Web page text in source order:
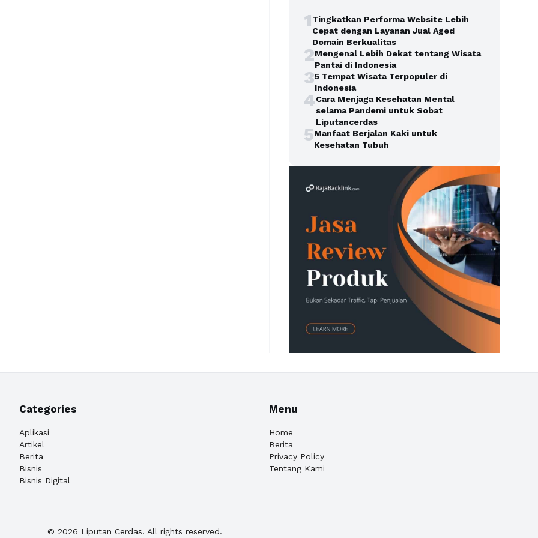
1Tingkatkan Performa Website Lebih
Cepat dengan Layanan Jual Aged
Domain Berkualitas
2Mengenal Lebih Dekat tentang Wisata
Pantai di Indonesia
35 Tempat Wisata Terpopuler di
Indonesia
4Cara Menjaga Kesehatan Mental
selama Pandemi untuk Sobat
Liputancerdas
5Manfaat Berjalan Kaki untuk
Kesehatan Tubuh
Categories
Aplikasi
Artikel
Berita
Bisnis
Bisnis Digital
Menu
Home
Berita
Privacy Policy
Tentang Kami
© 2026 Liputan Cerdas. All rights reserved.